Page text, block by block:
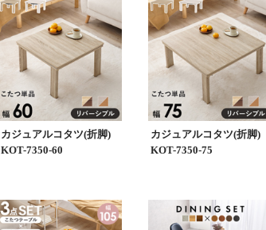
カジュアルコタツ(折脚)
KOT-7350-60
カジュアルコタツ(折脚)
KOT-7350-75